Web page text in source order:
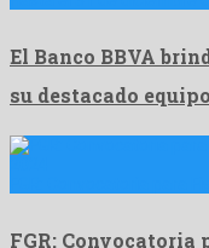
El Banco BBVA
su destacado
FGR: